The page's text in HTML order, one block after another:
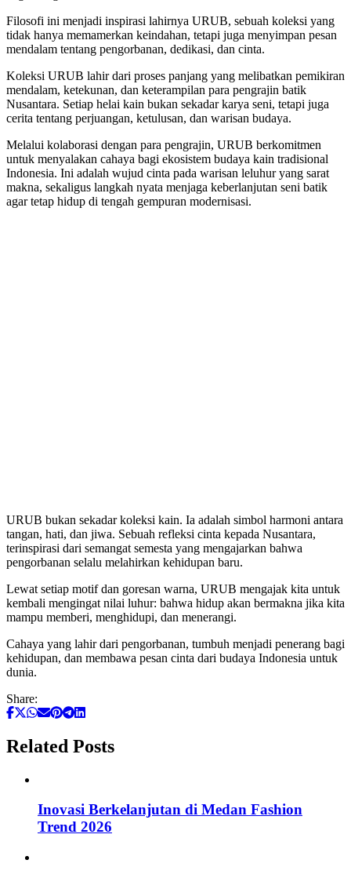
Filosofi ini menjadi inspirasi lahirnya URUB, sebuah koleksi yang
tidak hanya memamerkan keindahan, tetapi juga menyimpan pesan
mendalam tentang pengorbanan, dedikasi, dan cinta.
Koleksi URUB lahir dari proses panjang yang melibatkan pemikiran
mendalam, ketekunan, dan keterampilan para pengrajin batik
Nusantara. Setiap helai kain bukan sekadar karya seni, tetapi juga
cerita tentang perjuangan, ketulusan, dan warisan budaya.
Melalui kolaborasi dengan para pengrajin, URUB berkomitmen
untuk menyalakan cahaya bagi ekosistem budaya kain tradisional
Indonesia. Ini adalah wujud cinta pada warisan leluhur yang sarat
makna, sekaligus langkah nyata menjaga keberlanjutan seni batik
agar tetap hidup di tengah gempuran modernisasi.
URUB bukan sekadar koleksi kain. Ia adalah simbol harmoni antara
tangan, hati, dan jiwa. Sebuah refleksi cinta kepada Nusantara,
terinspirasi dari semangat semesta yang mengajarkan bahwa
pengorbanan selalu melahirkan kehidupan baru.
Lewat setiap motif dan goresan warna, URUB mengajak kita untuk
kembali mengingat nilai luhur: bahwa hidup akan bermakna jika kita
mampu memberi, menghidupi, dan menerangi.
Cahaya yang lahir dari pengorbanan, tumbuh menjadi penerang bagi
kehidupan, dan membawa pesan cinta dari budaya Indonesia untuk
dunia.
Share:
Related Posts
Inovasi Berkelanjutan di Medan Fashion
Trend 2026